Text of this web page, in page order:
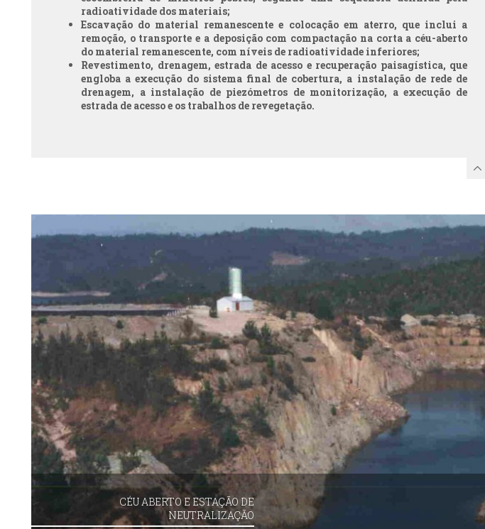
radioatividade dos materiais;
Escavação do material remanescente e colocação em aterro, que inclui a
remoção, o transporte e a deposição com compactação na corta a céu-aberto
do material remanescente, com níveis de radioatividade inferiores;
Revestimento, drenagem, estrada de acesso e recuperação paisagística, que
engloba a execução do sistema final de cobertura, a instalação de rede de
drenagem, a instalação de piezómetros de monitorização, a execução de
estrada de acesso e os trabalhos de revegetação.
CÉU ABERTO E ESTAÇÃO DE
NEUTRALIZAÇÃO